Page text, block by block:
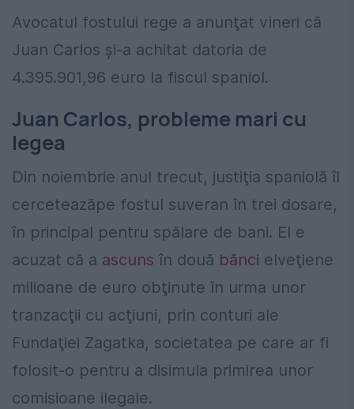
Avocatul fostului rege a anunţat vineri că
Juan Carlos şi-a achitat datoria de
4.395.901,96 euro la fiscul spaniol.
Juan Carlos, probleme mari cu
legea
Din noiembrie anul trecut, justiţia spaniolă îl
cerceteazăpe fostul suveran în trei dosare,
în principal pentru spălare de bani. El e
acuzat că a ascuns în două bănci elveţiene
milioane de euro obţinute în urma unor
tranzacţii cu acţiuni, prin conturi ale
Fundaţiei Zagatka, societatea pe care ar fi
folosit-o pentru a disimula primirea unor
comisioane ilegale.